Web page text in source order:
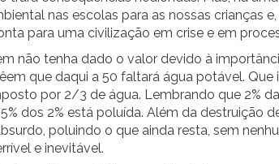
nas escolas para as nossas crianças
para uma civilização em crise e em
não tenha dado o valor devido à
que daqui a 50 faltará água potável. Que
por 2/3 de água. Lembrando que 2%
dos 2% está poluída. Além da destruição
poluindo o que ainda resta, sem
e inevitável.